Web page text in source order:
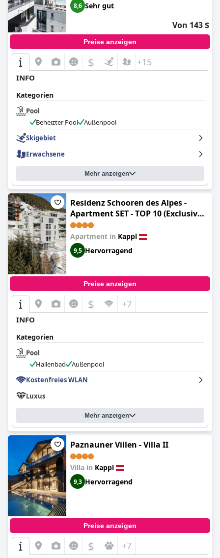
8,6 Sehr gut
Von 143 $
Preise anzeigen
$ +15
INFO
Kategorien
Pool
Beheizter Pool
Außenpool
Skigebiet
Erwachsene
Mehr anzeigen
Residenz Schooren des Alpes -
Apartment SET - TOP 10 (Exclusive
Apartment near Ischgl with Spa
Area in house)
Apartment in Kappl
9,5 Hervorragend
Preise anzeigen
$ +7
INFO
Kategorien
Pool
Hallenbad
Außenpool
Kostenfreies WLAN
Luxus
Mehr anzeigen
Paznauner Villen - Villa II
Villa in Kappl
9,3 Hervorragend
Preise anzeigen
$ +7